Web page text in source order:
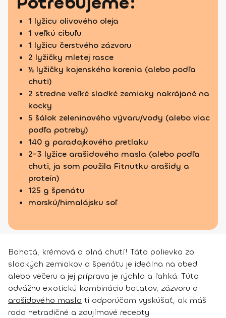
1 lyžicu olivového oleja
1 veľkú cibuľu
1 lyžicu čerstvého zázvoru
2 lyžičky mletej rasce
½ lyžičky kajenského korenia (alebo podľa
chuti)
2 stredne veľké sladké zemiaky nakrájané na
kocky
5 šálok zeleninového vývaru/vody (alebo viac
podľa potreby)
140 g paradajkového pretlaku
2-3 lyžice arašidového masla (alebo podľa
chuti, ja som použila Fitnutku arašidy a
proteín)
125 g špenátu
morskú/himalájsku soľ
Bohatá, krémová a plná chutí! Táto polievka zo
sladkých zemiakov a špenátu je ideálna na obed
alebo večeru a jej príprava je rýchla a ľahká. Túto
odvážnu exotickú kombináciu batatov, zázvoru a
arašidového masla ti odporúčam vyskúšať, ak máš
rada netradičné a zaujímavé recepty.